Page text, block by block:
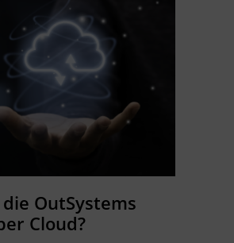
OutSystems
Cloud?